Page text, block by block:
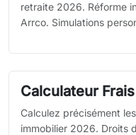
retraite 2026. Réforme
Arrco. Simulations
Calculateur
Calculez précisément
immobilier 2026. Droits